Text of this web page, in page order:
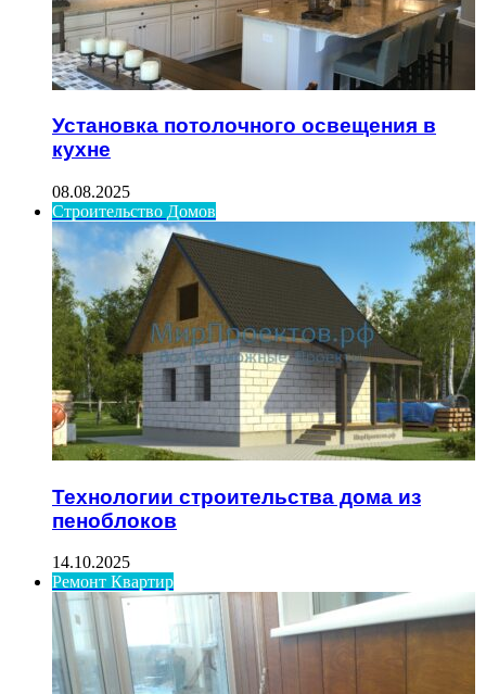
Установка потолочного освещения в
кухне
08.08.2025
Строительство Домов
Технологии строительства дома из
пеноблоков
14.10.2025
Ремонт Квартир